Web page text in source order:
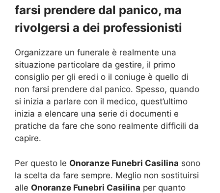
farsi prendere dal panico, ma
rivolgersi a dei professionisti
Organizzare un funerale è realmente una
situazione particolare da gestire, il primo
consiglio per gli eredi o il coniuge è quello di
non farsi prendere dal panico. Spesso, quando
si inizia a parlare con il medico, quest’ultimo
inizia a elencare una serie di documenti e
pratiche da fare che sono realmente difficili da
capire.
Per questo le Onoranze Funebri Casilina sono
la scelta da fare sempre. Meglio non sostituirsi
alle Onoranze Funebri Casilina per quanto